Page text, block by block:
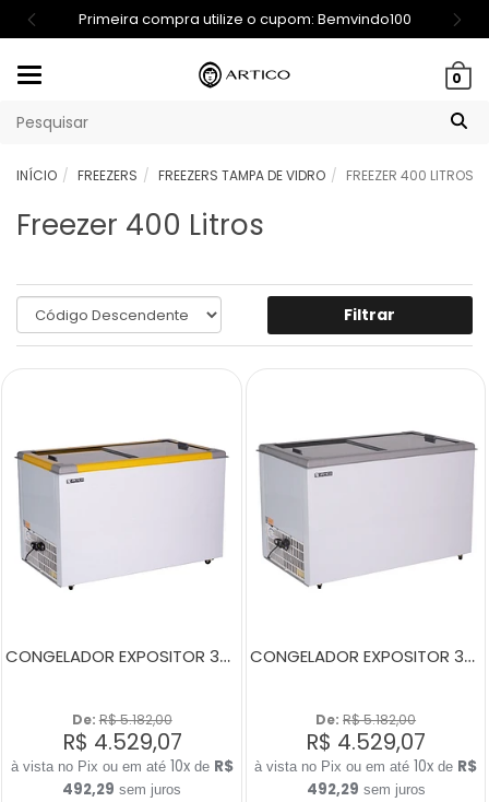
Primeira compra utilize o cupom: Bemvindo100
0
INÍCIO FREEZERS FREEZERS TAMPA DE VIDRO FREEZER 400 LITROS
Freezer 400 Litros
Filtrar
CONGELADOR EXPOSITOR 380 LITROS ECO 350 AMARELO
De: R$ 5.182,00
R$ 4.529,07
10xde R$
492,29 sem juros
CONGELADOR EXPOSITOR 380 LITROS ECO 350 CINZA
De: R$ 5.182,00
R$ 4.529,07
10x de R$
492,29 sem juros